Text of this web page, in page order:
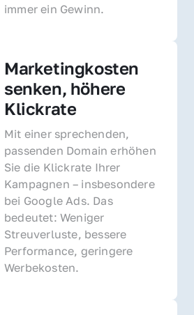
immer ein Gewinn.
Marketingkosten
senken, höhere
Klickrate
Mit einer sprechenden,
passenden Domain erhöhen
Sie die Klickrate Ihrer
Kampagnen – insbesondere
bei Google Ads. Das
bedeutet: Weniger
Streuverluste, bessere
Performance, geringere
Werbekosten.